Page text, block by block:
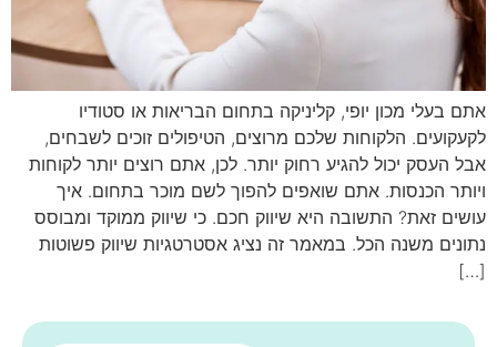
אתם בעלי מכון יופי, קליניקה בתחום הבריאות או סטודיו
לקעקועים. הלקוחות שלכם מרוצים, הטיפולים זוכים לשבחים,
אבל העסק יכול להגיע רחוק יותר. לכן, אתם רוצים יותר לקוחות
ויותר הכנסות. אתם שואפים להפוך לשם מוכר בתחום. איך
עושים זאת? התשובה היא שיווק חכם. כי שיווק ממוקד ומבוסס
נתונים משנה הכל. במאמר זה נציג אסטרטגיות שיווק פשוטות
[…]